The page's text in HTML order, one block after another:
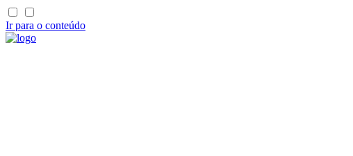
Ir para o conteúdo